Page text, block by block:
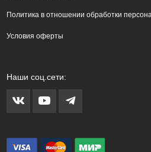
Политика в отношении обработки
Условия оферты
Наши соц.сети: